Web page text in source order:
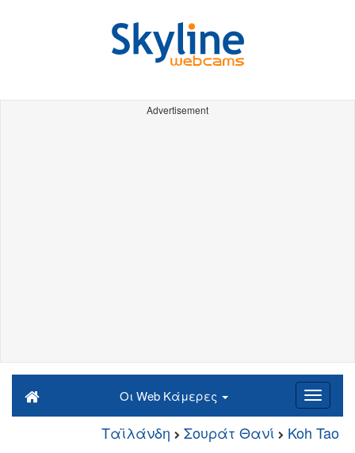
Advertisement
Οι Web Κάμερες
Ταϊλάνδη Σουράτ Θανί Koh Tao